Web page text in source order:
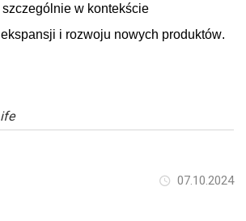
szczególnie w kontekście
ekspansji i rozwoju nowych produktów.
07.10.2024